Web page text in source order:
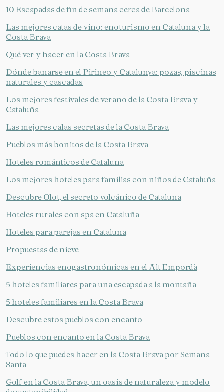
Gestionar mi reserva
10 Escapadas de fin de semana cerca de Barcelona
Las mejores catas de vino: enoturismo en Cataluña y la
Costa Brava
Qué ver y hacer en la Costa Brava
Dónde bañarse en el Pirineo y Catalunya: pozas, piscinas
naturales y cascadas
Los mejores festivales de verano de la Costa Brava y
Cataluña
Las mejores calas secretas de la Costa Brava
Pueblos más bonitos de la Costa Brava
Hoteles románticos de Cataluña
Los mejores hoteles para familias con niños de Cataluña
Descubre Olot, el secreto volcánico de Cataluña
Hoteles rurales con spa en Cataluña
Hoteles para parejas en Cataluña
Propuestas de nieve
Experiencias enogastronómicas en el Alt Empordà
5 hoteles familiares para una escapada a la montaña
5 hoteles familiares en la Costa Brava
Descubre estos pueblos con encanto
Pueblos con encanto en la Costa Brava
Todo lo que puedes hacer en la Costa Brava por Semana
Santa
Golf en la Costa Brava, un oasis de naturaleza y modelo